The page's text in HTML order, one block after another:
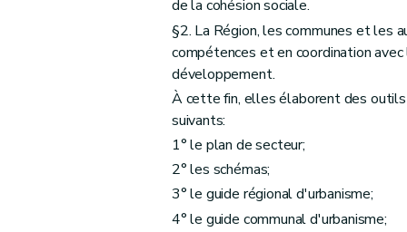
Section 1 re
Commissions
Art. DI17
Section 2 Agréments
Art. DI18
Section 3 Subventions
Art. DI19
Schémas
de la cohésion sociale.
§2. La Région, les communes et les
compétences et en coordination
développement.
À cette fin, elles élaborent des
suivants:
1° le plan de secteur;
2° les schémas;
3° le guide régional d'urbanisme;
4° le guide communal d'urbanisme;